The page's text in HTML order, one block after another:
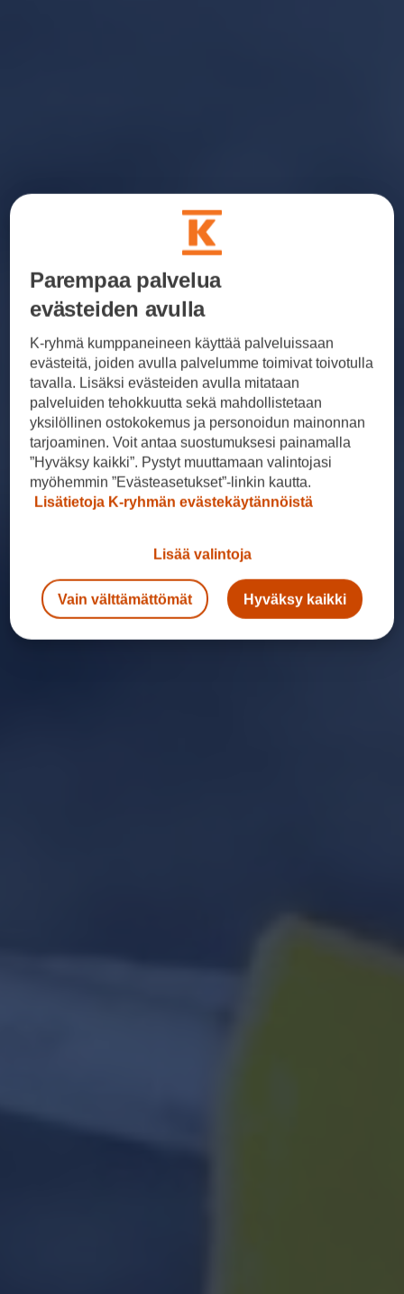
Parempaa palvelua
evästeiden avulla
K-ryhmä kumppaneineen käyttää palveluissaan
evästeitä, joiden avulla palvelumme toimivat toivotulla
tavalla. Lisäksi evästeiden avulla mitataan
palveluiden tehokkuutta sekä mahdollistetaan
yksilöllinen ostokokemus ja personoidun mainonnan
tarjoaminen. Voit antaa suostumuksesi painamalla
”Hyväksy kaikki”. Pystyt muuttamaan valintojasi
myöhemmin ”Evästeasetukset”-linkin kautta.
Lisätietoja K-ryhmän evästekäytännöistä
Lisää valintoja
Vain välttämättömät Hyväksy kaikki